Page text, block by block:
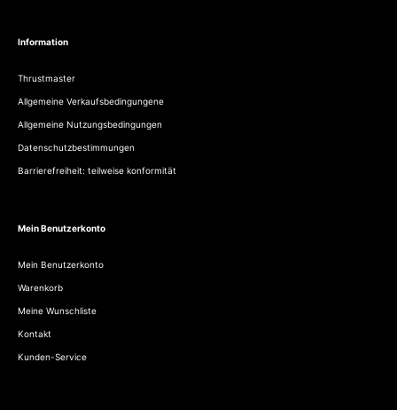
Information
Thrustmaster
Allgemeine Verkaufsbedingungene
Allgemeine Nutzungsbedingungen
Datenschutzbestimmungen
Barrierefreiheit: teilweise konformität
Mein Benutzerkonto
Mein Benutzerkonto
Warenkorb
Meine Wunschliste
Kontakt
Kunden-Service